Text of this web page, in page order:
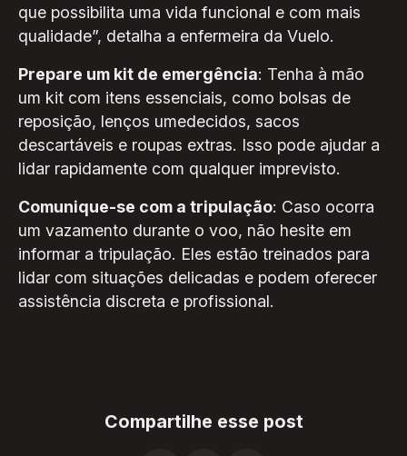
que possibilita uma vida funcional e com mais
qualidade”, detalha a enfermeira da Vuelo.
Prepare um kit de emergência: Tenha à mão
um kit com itens essenciais, como bolsas de
reposição, lenços umedecidos, sacos
descartáveis e roupas extras. Isso pode ajudar a
lidar rapidamente com qualquer imprevisto.
Comunique-se com a tripulação: Caso ocorra
um vazamento durante o voo, não hesite em
informar a tripulação. Eles estão treinados para
lidar com situações delicadas e podem oferecer
assistência discreta e profissional.
Compartilhe esse post